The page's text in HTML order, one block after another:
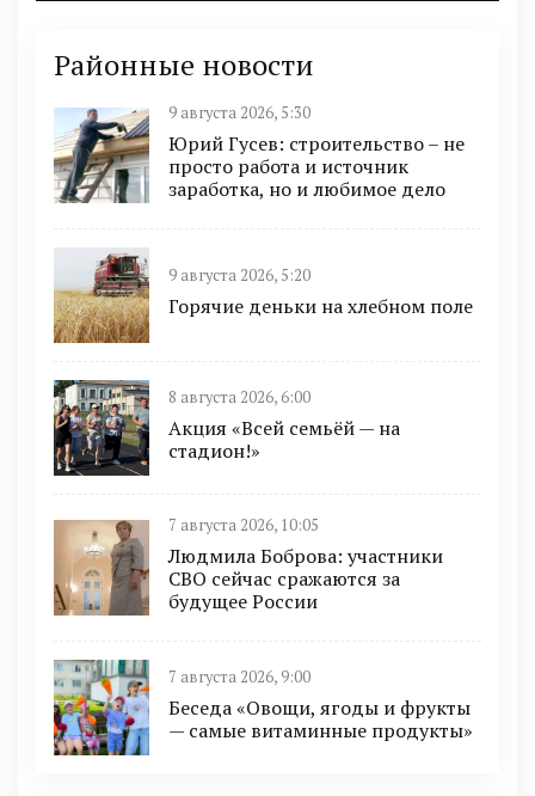
Районные новости
9 августа 2026, 5:30
Юрий Гусев: строительство – не
просто работа и источник
заработка, но и любимое дело
9 августа 2026, 5:20
Горячие деньки на хлебном поле
8 августа 2026, 6:00
Акция «Всей семьёй — на
стадион!»
7 августа 2026, 10:05
Людмила Боброва: участники
СВО сейчас сражаются за
будущее России
7 августа 2026, 9:00
Беседа «Овощи, ягоды и фрукты
— самые витаминные продукты»